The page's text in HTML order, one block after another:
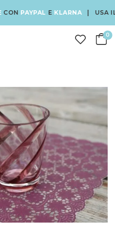
PAYPALEKLARNA| USA IL
0